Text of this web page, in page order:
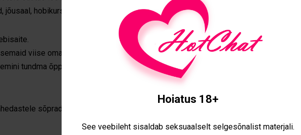
Hoiatus 18+
See veebileht sisaldab seksuaalselt selgesõnalist materjali.
hobikursused. Ära karda kõigepealt tutvuda, võta initsiatiiv.
viise oma armastuse leidmiseks. Tutvumislehtedel leiad palju meeste
tundma õppida.
sõpradele ja pereliikmetele. Nad võivad teada kedagi, kes sobiks sulle